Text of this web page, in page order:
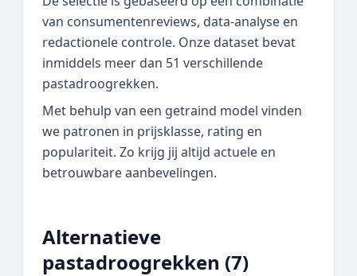
van consumentenreviews, data‑analyse en
redactionele controle. Onze dataset bevat
inmiddels meer dan 51 verschillende
pastadroogrekken.
Met behulp van een getraind model vinden
we patronen in prijsklasse, rating en
populariteit. Zo krijg jij altijd actuele en
betrouwbare aanbevelingen.
Alternatieve
pastadroogrekken (7)